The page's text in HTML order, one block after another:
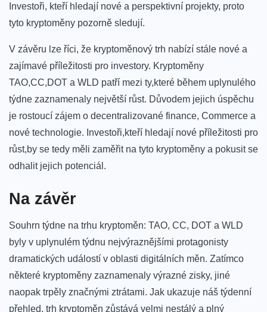
Investoři, kteří hledají ⁤nové a perspektivní projekty, ⁣proto
tyto ‍kryptoměny pozorně sledují.
V závěru lze‍ říci, že kryptoměnový trh nabízí stále nové a
zajímavé příležitosti pro investory. Kryptoměny
TAO,CC,DOT ⁢a WLD⁢ patří mezi​ ty,které během⁢ uplynulého⁣
týdne zaznamenaly největší růst. Důvodem ‌jejich ⁣úspěchu
je rostoucí zájem o ‍decentralizované finance, Commerce a
nové ‍technologie.⁣ Investoři,kteří hledají nové příležitosti pro
růst,by ⁣se tedy ⁣měli zaměřit na tyto kryptoměny a pokusit se
odhalit jejich​ potenciál.
Na závěr
Souhrn týdne na trhu ⁣kryptoměn: TAO, CC, DOT a WLD
byly v uplynulém týdnu nejvýraznějšími ⁢protagonisty
dramatických​ událostí v oblasti digitálních měn. Zatímco
některé kryptoměny zaznamenaly výrazné zisky, ⁤jiné
naopak trpěly ⁢značnými ztrátami. Jak ukazuje náš týdenní⁣
přehled, trh⁢ kryptoměn zůstává velmi nestálý a plný ​